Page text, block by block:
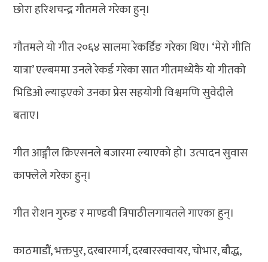
छोरा हरिशचन्द्र गौतमले गरेका हुन्।
गौतमले यो गीत २०६४ सालमा रेकर्डिङ गरेका थिए। ‘मेरो गीति
यात्रा’ एल्बममा उनले रेकर्ड गरेका सात गीतमध्येकै यो गीतको
भिडिओ ल्याइएको उनका प्रेस सहयोगी विश्वमणि सुवेदीले
बताए।
गीत आङ्गौल क्रिएसनले बजारमा ल्याएको हो। उत्पादन सुवास
काफ्लेले गरेका हुन्।
गीत रोशन गुरुङ र माण्डवी त्रिपाठीलगायतले गाएका हुन्।
काठमाडौं, भक्तपुर, दरबारमार्ग, दरबारस्क्वायर, चोभार, बौद्ध,